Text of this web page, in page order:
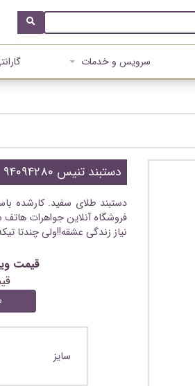
سرویس و خدمات
دستبند تنیس ۹۴۰۹۴۲۸۰
دستبند طلای سفید. کارشده
فروشگاه آنلاین جواهرات
نیاز زندگی عشقه!!ولی چندتا
قیمت ویژه
سایز